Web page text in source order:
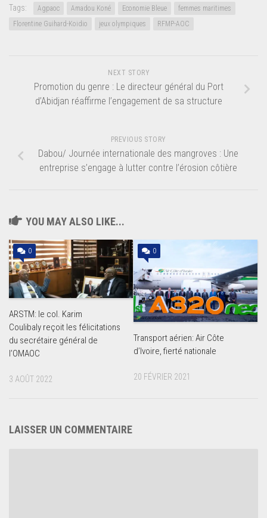
Tags: Agpaoc Amadou Koné Economie Bleue
femmes maritimes
Florentine Guihard-Koidio
jeux olympiques RFMP-AOC
NEXT STORY
Promotion du genre : Le directeur général du Port
d’Abidjan réaffirme l’engagement de sa structure
PREVIOUS STORY
Dabou/ Journée internationale des mangroves : Une
entreprise s’engage à lutter contre l’érosion côtière
YOU MAY ALSO LIKE...
0
ARSTM: le col. Karim
Coulibaly reçoit les félicitations
du secrétaire général de
l’OMAOC
3 AOÛT 2022
0
Transport aérien: Air Côte
d’Ivoire, fierté nationale
20 FÉVRIER 2021
LAISSER UN COMMENTAIRE